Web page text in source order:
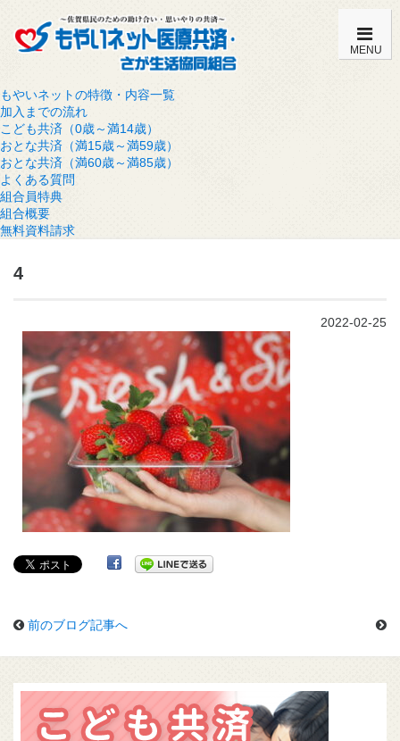
MENU
もやいネットの特徴・内容一覧
加入までの流れ
こども共済（0歳～満14歳）
おとな共済（満15歳～満59歳）
おとな共済（満60歳～満85歳）
よくある質問
組合員特典
組合概要
無料資料請求
4
2022-02-25
前のブログ記事へ